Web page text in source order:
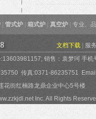
管式炉 箱式炉 真空炉 专业、
文档下载
服
销售：袁梦珂 手
传真:0371-86235751
花街红楠路龙鼎企业中心5号楼
Inc. All Rights